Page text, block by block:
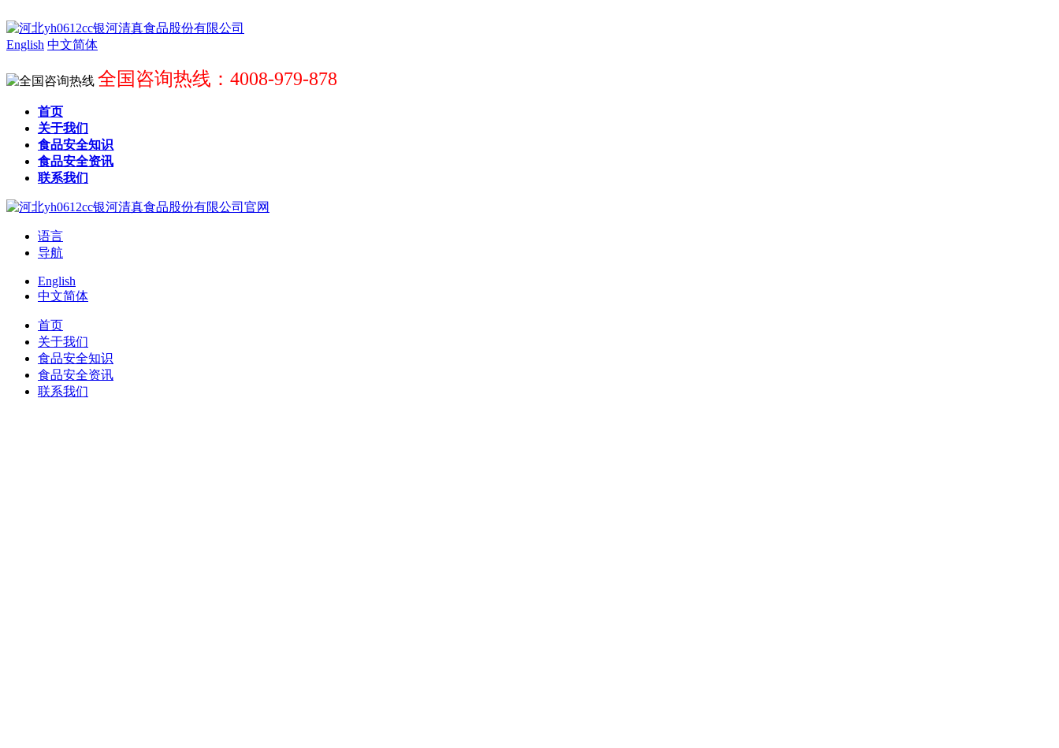
English 中文简体
全国咨询热线：4008-979-878
首页
关于我们
食品安全知识
食品安全资讯
联系我们
语言
导航
English
中文简体
首页
关于我们
食品安全知识
食品安全资讯
联系我们